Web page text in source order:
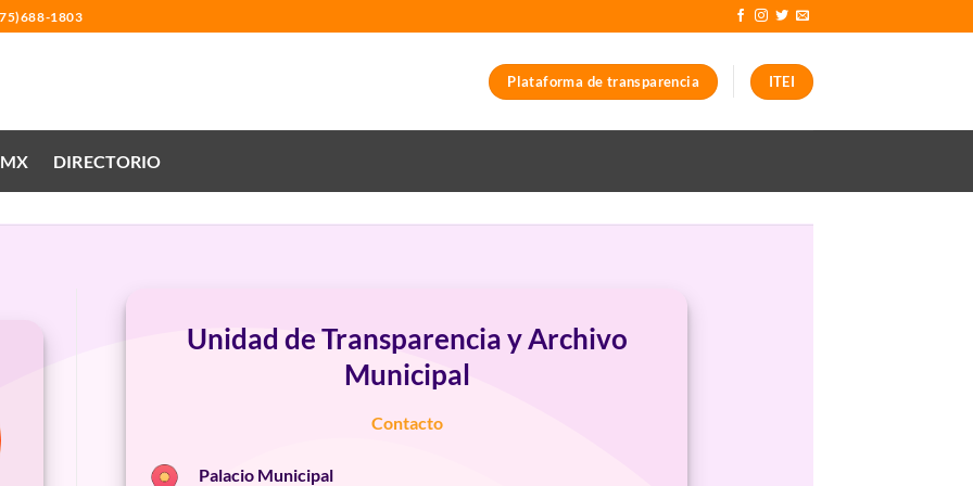
1803
Plataforma de transparencia ITEI
DIRECTORIO
Unidad de Transparencia y Archivo
Municipal
Contacto
Palacio Municipal